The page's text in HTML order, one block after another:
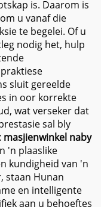
is. Daarom is
u vanaf die
te begelei. Of u
nodig het, hulp
sluit gereelde
in oor korrekte
wat verseker dat
sal bly
masjienwinkel naby
'n plaaslike
kundigheid van 'n
staan Hunan
en intelligente
aan u behoeftes